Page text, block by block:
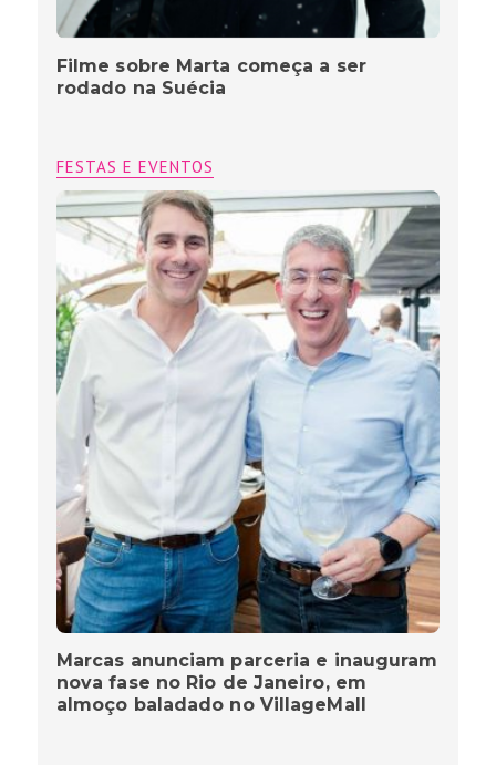
Filme sobre Marta começa a ser
rodado na Suécia
FESTAS E EVENTOS
Marcas anunciam parceria e inauguram
nova fase no Rio de Janeiro, em
almoço baladado no VillageMall